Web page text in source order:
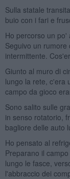
Sulla statale
buio con i fari e
Ho percorso un po'
Seguivo un rumore
intermittente.
Giunto al muro di
lungo la rete, c'era
campo da gioco
Sono salito sulle
in senso rotatorio,
bagliore delle auto
Ho pensato al
Preparano il
lungo le fasce,
l'abbraccio dei